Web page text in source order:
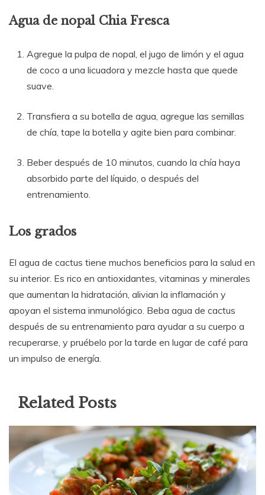
Agua de nopal Chia Fresca
Agregue la pulpa de nopal, el jugo de limón y el agua
de coco a una licuadora y mezcle hasta que quede
suave.
Transfiera a su botella de agua, agregue las semillas
de chía, tape la botella y agite bien para combinar.
Beber después de 10 minutos, cuando la chía haya
absorbido parte del líquido, o después del
entrenamiento.
Los grados
El agua de cactus tiene muchos beneficios para la salud en
su interior. Es rico en antioxidantes, vitaminas y minerales
que aumentan la hidratación, alivian la inflamación y
apoyan el sistema inmunológico. Beba agua de cactus
después de su entrenamiento para ayudar a su cuerpo a
recuperarse, y pruébelo por la tarde en lugar de café para
un impulso de energía.
Related Posts